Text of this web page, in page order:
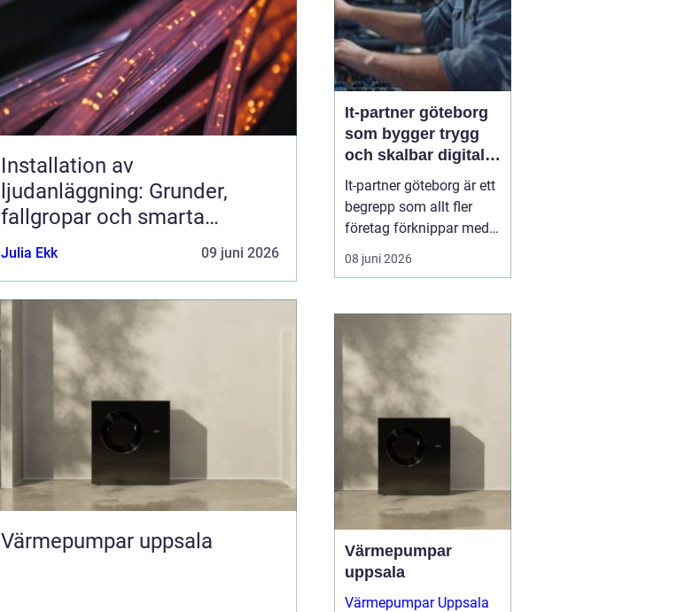
Installation av
ljudanläggning: Grunder,
fallgropar och smarta
lösningar
Julia Ekk 09 juni 2026
Värmepumpar uppsala
It-partner göteborg
som bygger trygg
och skalbar digital
infrastruktur
It-partner göteborg är ett
begrepp som allt fler
företag förknippar med
strategisk rådgivning,
säker drift och
När tekniken på kontoret,
i molnet och i
produktionsmiljön ska
samspela behövs en
partner som inte bara
löser akuta...
08 juni 2026
Värmepumpar
uppsala
Värmepumpar Uppsala